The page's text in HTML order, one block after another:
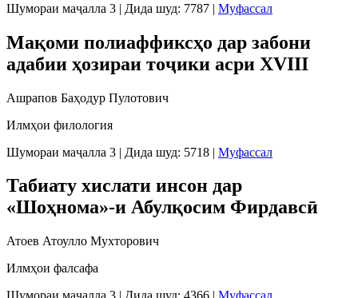
Шумораи маҷалла 3 | Дида шуд: 7787 | Муфассал
Мақоми полиаффиксҳо дар забони
адабии ҳозираи тоҷики асри XVIII
Ашрапов Баҳодур Пулотович
Илмҳои филология
Шумораи маҷалла 3 | Дида шуд: 5718 | Муфассал
Табиату хислати инсон дар
«Шоҳнома»-и Абулқосим Фирдавсӣ
Атоев Атоулло Мухторович
Илмҳои фалсафа